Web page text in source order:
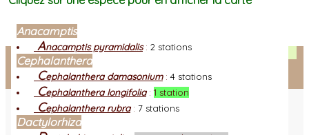
Facebook
Connexion adhérent
Anacamptis
Anacamptis pyramidalis: 2 stations
Cephalanthera
Cephalanthera damasonium: 4 stations
Cephalanthera longifolia: 1 station
Cephalanthera rubra: 7 stations
Dactylorhiza